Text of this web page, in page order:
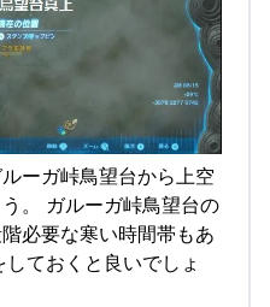
ーガ峠鳥望台から上空
。 ガルーガ峠鳥望台の
必要な寒い時間帯もあ
ておくと良いでしょ